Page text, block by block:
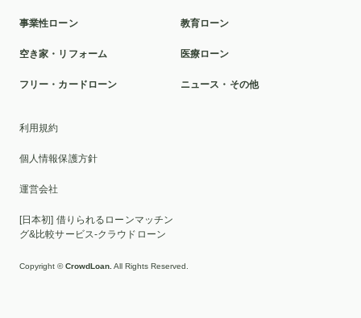
事業性ローン 教育ローン
空き家・リフォーム 医療ローン
フリー・カードローン ニュース・その他
利用規約
個人情報保護方針
運営会社
[日本初] 借りられるローンマッチン
グ&比較サービス-クラウドローン
Copyright ©CrowdLoan. All Rights Reserved.